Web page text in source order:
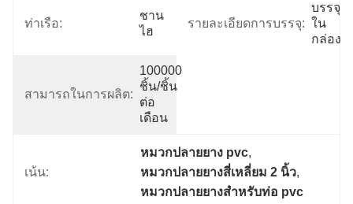
ท่าเรือ:
ชาน
ไฮ
รายละเอียดการบรรจุ:
บรรจุ
ใน
กล่อง
สามารถในการผลิต:
100000
ชิ้น/ชิ้น
ต่อ
เดือน
เน้น:
หมวกปลายยาง pvc,
หมวกปลายยางสี่เหลี่ยม 2 นิ้ว,
หมวกปลายยางสําหรับท่อ pvc